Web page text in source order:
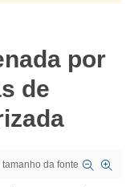
por
de
tamanho da fonte